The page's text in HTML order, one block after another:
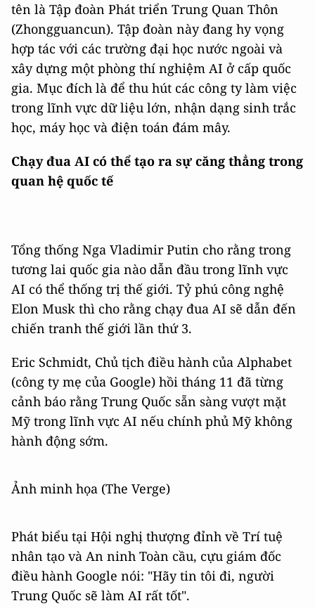
tên là Tập đoàn Phát triển Trung Quan Thôn
(Zhongguancun). Tập đoàn này đang hy vọng
hợp tác với các trường đại học nước ngoài và
xây dựng một phòng thí nghiệm AI ở cấp quốc
gia. Mục đích là để thu hút các công ty làm việc
trong lĩnh vực dữ liệu lớn, nhận dạng sinh trắc
học, máy học và điện toán đám mây.
Chạy đua AI có thể tạo ra sự căng thẳng trong
quan hệ quốc tế
Tổng thống Nga Vladimir Putin cho rằng trong
tương lai quốc gia nào dẫn đầu trong lĩnh vực
AI có thể thống trị thế giới. Tỷ phú công nghệ
Elon Musk thì cho rằng chạy đua AI sẽ dẫn đến
chiến tranh thế giới lần thứ 3.
Eric Schmidt, Chủ tịch điều hành của Alphabet
(công ty mẹ của Google) hồi tháng 11 đã từng
cảnh báo rằng Trung Quốc sẵn sàng vượt mặt
Mỹ trong lĩnh vực AI nếu chính phủ Mỹ không
hành động sớm.
Ảnh minh họa (The Verge)
Phát biểu tại Hội nghị thượng đỉnh về Trí tuệ
nhân tạo và An ninh Toàn cầu, cựu giám đốc
điều hành Google nói: "Hãy tin tôi đi, người
Trung Quốc sẽ làm AI rất tốt".